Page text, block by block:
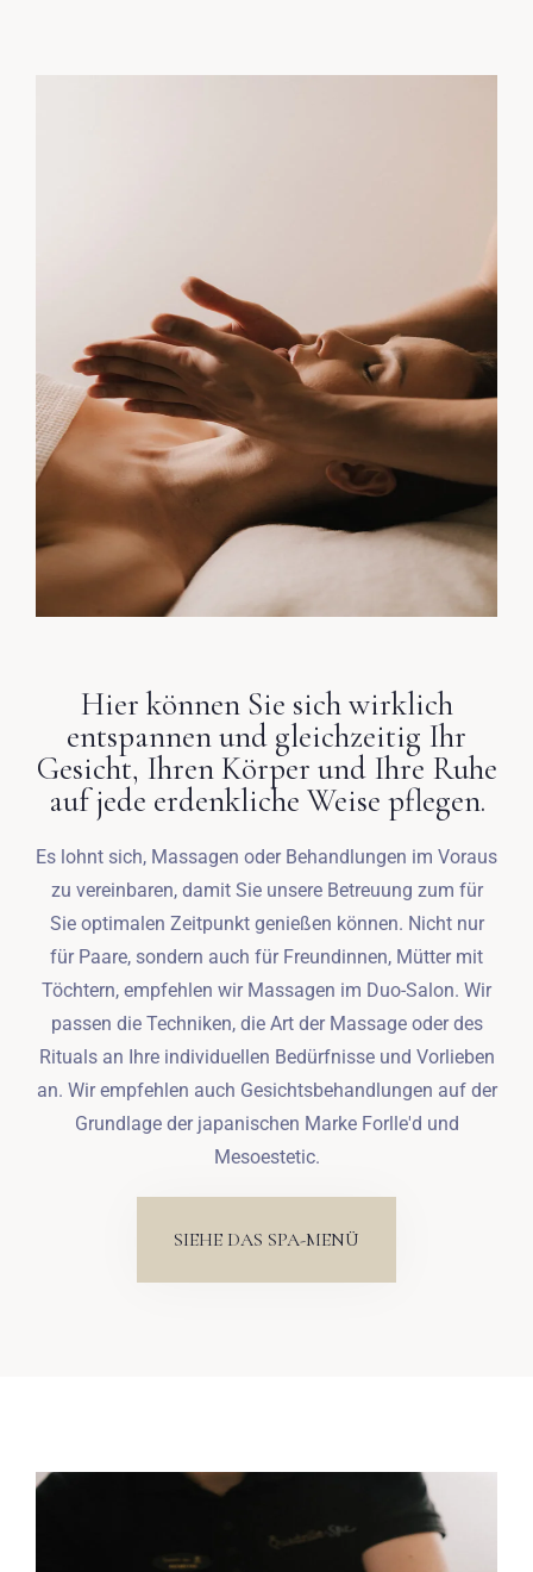
Hier können Sie sich wirklich
entspannen und gleichzeitig Ihr
Gesicht, Ihren Körper und Ihre Ruhe
auf jede erdenkliche Weise pflegen.
Es lohnt sich, Massagen oder Behandlungen im Voraus
zu vereinbaren, damit Sie unsere Betreuung zum für
Sie optimalen Zeitpunkt genießen können. Nicht nur
für Paare, sondern auch für Freundinnen, Mütter mit
Töchtern, empfehlen wir Massagen im Duo-Salon. Wir
passen die Techniken, die Art der Massage oder des
Rituals an Ihre individuellen Bedürfnisse und Vorlieben
an. Wir empfehlen auch Gesichtsbehandlungen auf der
Grundlage der japanischen Marke Forlle'd und
Mesoestetic.
SIEHE DAS SPA-MENÜ